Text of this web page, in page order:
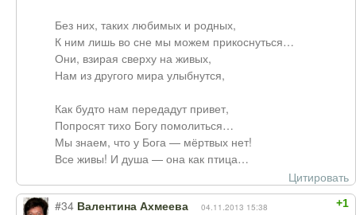
Без них, таких любимых и родных,
К ним лишь во сне мы можем прикоснуться…
Они, взирая сверху на живых,
Нам из другого мира улыбнутся,
Как будто нам передадут привет,
Попросят тихо Богу помолиться…
Мы знаем, что у Бога — мёртвых нет!
Все живы! И душа — она как птица…
Цитировать
+1
#34 Валентина Ахмеева 04.11.2013 15:38